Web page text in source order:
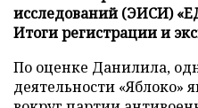
исследований (ЭИСИ)
Итоги регистрации и
По оценке Данилила,
деятельности «Яблоко»